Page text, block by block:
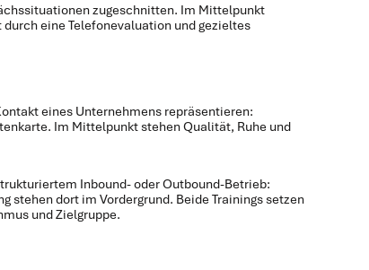
zugeschnitten. Im Mittelpunkt
eine Telefonevaluation und gezieltes
eines Unternehmens repräsentieren:
Im Mittelpunkt stehen Qualität, Ruhe und
Inbound- oder Outbound-Betrieb:
dort im Vordergrund. Beide Trainings setzen
und Zielgruppe.